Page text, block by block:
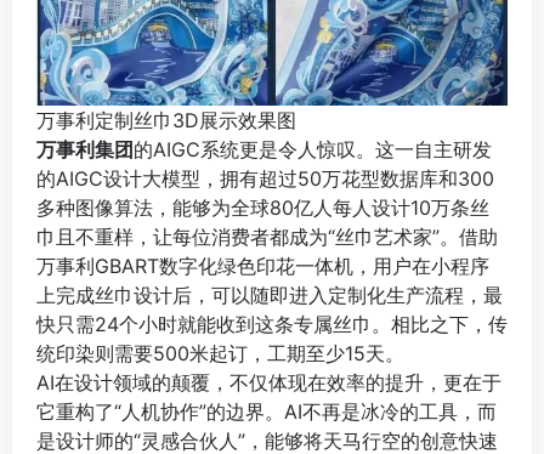
万事利定制丝巾3D展示效果图
万事利集团的AIGC系统更是令人惊叹。这一自主研发
的AIGC设计大模型，拥有超过50万花型数据库和300
多种图像算法，能够为全球80亿人每人设计10万条丝
巾且不重样，让每位消费者都成为“丝巾艺术家”。借助
万事利GBART数字化绿色印花一体机，用户在小程序
上完成丝巾设计后，可以随即进入定制化生产流程，最
快只需24个小时就能收到这条专属丝巾。相比之下，传
统印染则需要500米起订，工期至少15天。
AI在设计领域的颠覆，不仅体现在效率的提升，更在于
它重构了“人机协作”的边界。AI不再是冰冷的工具，而
是设计师的“灵感合伙人”，能够将天马行空的创意快速